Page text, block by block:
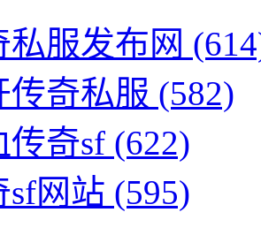
私服发布网
传奇私服 (582)
传奇sf (622)
sf网站 (595)